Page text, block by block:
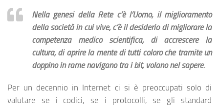
Nella genesi della Rete c’è l’Uomo, il miglioramento
della società in cui vive, c’è il desiderio di migliorare la
competenza medico scientifica, di accrescere la
cultura, di aprire la mente di tutti coloro che tramite un
doppino in rame navigano tra i bit, volano nel sapere.
Per un decennio in Internet ci si è preoccupati solo di
valutare se i codici, se i protocolli, se gli standard